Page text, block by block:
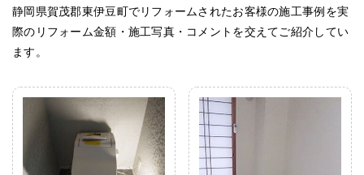
静岡県賀茂郡東伊豆町でリフォームされたお客様の施工事例を実
際のリフォーム金額・施工写真・コメントを交えてご紹介してい
ます。